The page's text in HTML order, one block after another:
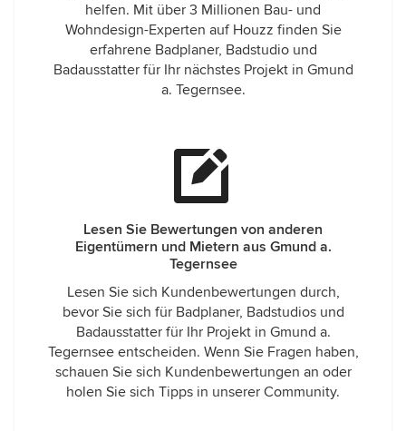
helfen. Mit über 3 Millionen Bau- und
Wohndesign-Experten auf Houzz finden Sie
erfahrene Badplaner, Badstudio und
Badausstatter für Ihr nächstes Projekt in Gmund
a. Tegernsee.
Lesen Sie Bewertungen von anderen
Eigentümern und Mietern aus Gmund a.
Tegernsee
Lesen Sie sich Kundenbewertungen durch,
bevor Sie sich für Badplaner, Badstudios und
Badausstatter für Ihr Projekt in Gmund a.
Tegernsee entscheiden. Wenn Sie Fragen haben,
schauen Sie sich Kundenbewertungen an oder
holen Sie sich Tipps in unserer Community.